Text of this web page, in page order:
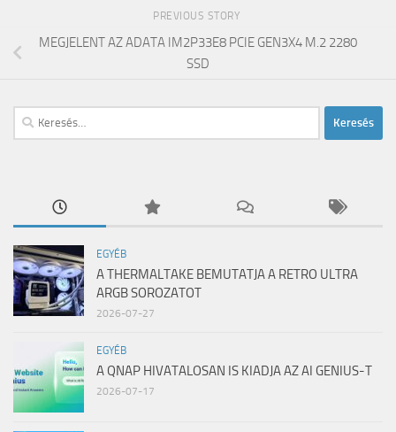
PREVIOUS STORY
MEGJELENT AZ ADATA IM2P33E8 PCIE GEN3X4 M.2 2280
SSD
Keresés:
EGYÉB
A THERMALTAKE BEMUTATJA A RETRO ULTRA
ARGB SOROZATOT
2026-07-27
EGYÉB
A QNAP HIVATALOSAN IS KIADJA AZ AI GENIUS-T
2026-07-17